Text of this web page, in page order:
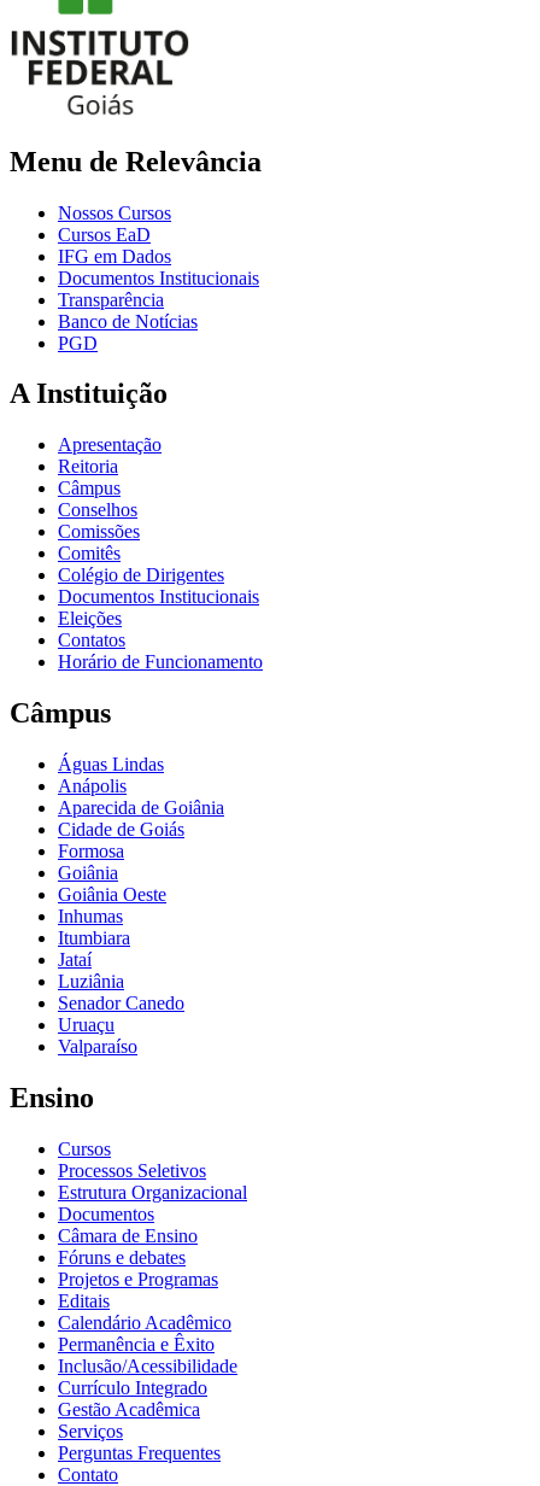
Menu de Relevância
Nossos Cursos
Cursos EaD
IFG em Dados
Documentos Institucionais
Transparência
Banco de Notícias
PGD
A Instituição
Apresentação
Reitoria
Câmpus
Conselhos
Comissões
Comitês
Colégio de Dirigentes
Documentos Institucionais
Eleições
Contatos
Horário de Funcionamento
Câmpus
Águas Lindas
Anápolis
Aparecida de Goiânia
Cidade de Goiás
Formosa
Goiânia
Goiânia Oeste
Inhumas
Itumbiara
Jataí
Luziânia
Senador Canedo
Uruaçu
Valparaíso
Ensino
Cursos
Processos Seletivos
Estrutura Organizacional
Documentos
Câmara de Ensino
Fóruns e debates
Projetos e Programas
Editais
Calendário Acadêmico
Permanência e Êxito
Inclusão/Acessibilidade
Currículo Integrado
Gestão Acadêmica
Serviços
Perguntas Frequentes
Contato